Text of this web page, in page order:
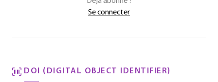
Se connecter
DOI (DIGITAL OBJECT IDENTIFIER)